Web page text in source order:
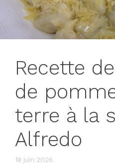
Recette
de
terre à la
Alfredo
18 juin 2026